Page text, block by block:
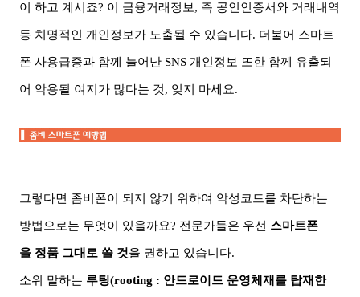
이 하고 계시죠? 이 금융거래정보, 즉 공인인증서와 거래내역
등 치명적인 개인정보가 노출될 수 있습니다. 더불어 스마트
폰 사용급증과 함께 늘어난 SNS 개인정보 또한 함께 유출되
어 악용될 여지가 많다는 것, 잊지 마세요.
그렇다면 좀비폰이 되지 않기 위하여 악성코드를 차단하는
방법으로는 무엇이 있을까요? 전문가들은 우선 스마트폰
을 정품 그대로 쓸 것을 권하고 있습니다.
소위 말하는 루팅(rooting : 안드로이드 운영체재를 탑재한